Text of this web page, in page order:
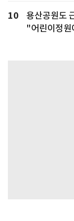
10
용산공원도
"어린이정원